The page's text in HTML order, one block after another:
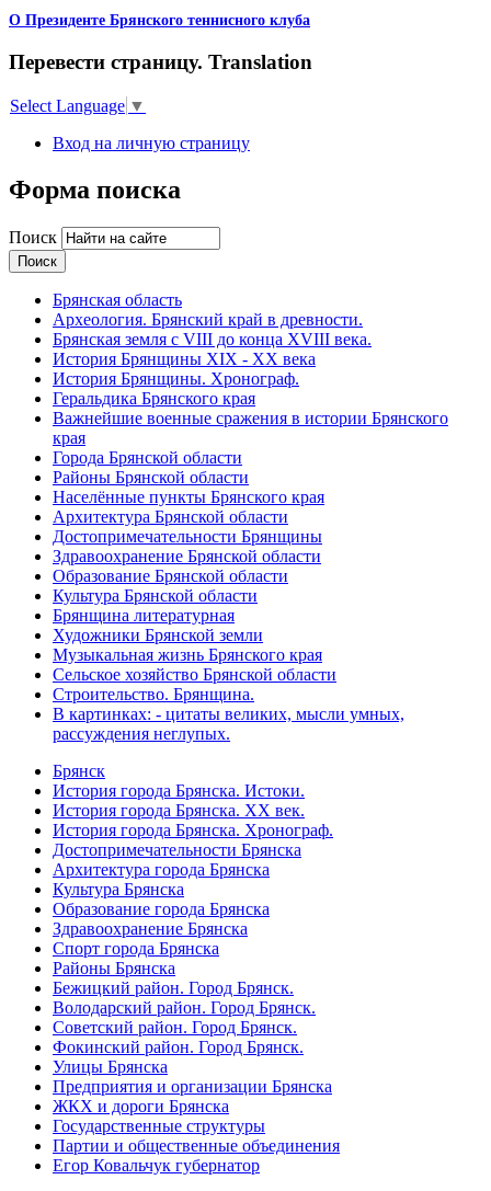
О Президенте Брянского теннисного клуба
Перевести страницу. Translation
Select Language ▼
Вход на личную страницу
Форма поиска
Поиск
Брянская область
Археология. Брянский край в древности.
Брянская земля с VIII до конца XVIII века.
История Брянщины XIX - XX века
История Брянщины. Хронограф.
Геральдика Брянского края
Важнейшие военные сражения в истории Брянского
края
Города Брянской области
Районы Брянской области
Населённые пункты Брянского края
Архитектура Брянской области
Достопримечательности Брянщины
Здравоохранение Брянской области
Образование Брянской области
Культура Брянской области
Брянщина литературная
Художники Брянской земли
Музыкальная жизнь Брянского края
Сельское хозяйство Брянской области
Строительство. Брянщина.
В картинках: - цитаты великих, мысли умных,
рассуждения неглупых.
Брянск
История города Брянска. Истоки.
История города Брянска. XX век.
История города Брянска. Хронограф.
Достопримечательности Брянска
Архитектура города Брянска
Культура Брянска
Образование города Брянска
Здравоохранение Брянска
Спорт города Брянска
Районы Брянска
Бежицкий район. Город Брянск.
Володарский район. Город Брянск.
Советский район. Город Брянск.
Фокинский район. Город Брянск.
Улицы Брянска
Предприятия и организации Брянска
ЖКХ и дороги Брянска
Государственные структуры
Партии и общественные объединения
Егор Ковальчук губернатор